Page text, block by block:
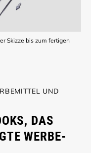
Skizze bis zum fertigen
UND
DAS
WERBE-